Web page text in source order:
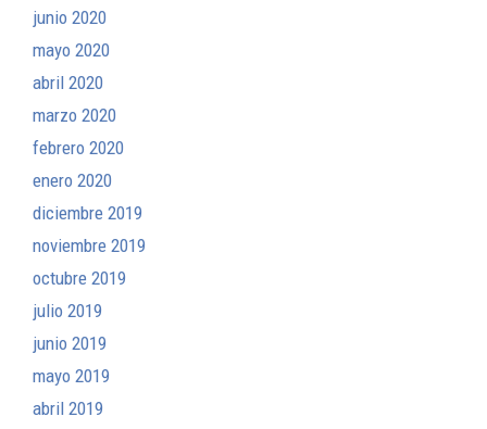
junio 2020
mayo 2020
abril 2020
marzo 2020
febrero 2020
enero 2020
diciembre 2019
noviembre 2019
octubre 2019
julio 2019
junio 2019
mayo 2019
abril 2019